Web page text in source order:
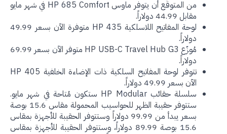
من المتوقع أن يتوفر ماوس HP 685 Comfort في شهر مايو
مقابل 44.99 دولاراً.
لوحة المفاتيح اللاسلكية HP 435 متوفرة الآن بسعر 49.99
مُوزّع HP USB-C Travel Hub G3 متوفر الآن بسعر 69.99
تتوفر لوحة المفاتيح السلكية ذات الإضاءة الخلفية HP 405
الآن بسعر 49.99 دولاراً.
سلسلة حقائب HP Modular ستكون مُتاحة في شهر مايو.
ستتوفر حقيبة الظهر للحواسيب المحمولة مقاس 15.6 بوصة
بسعر يبدأ من 99.99 دولاراً وستتوفر الحقيبة للأجهزة بمقاس
15.6 بوصة 89.99 دولاراً، وستتوفر الحقيبة للأجهزة بمقاس